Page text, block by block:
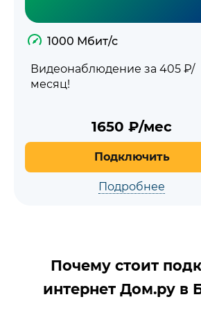
1000 Мбит/с
Видеонаблюдение за 405 ₽/
месяц!
1650 ₽/мес
Подключить
Подробнее
Почему стоит
интернет Дом.ру в